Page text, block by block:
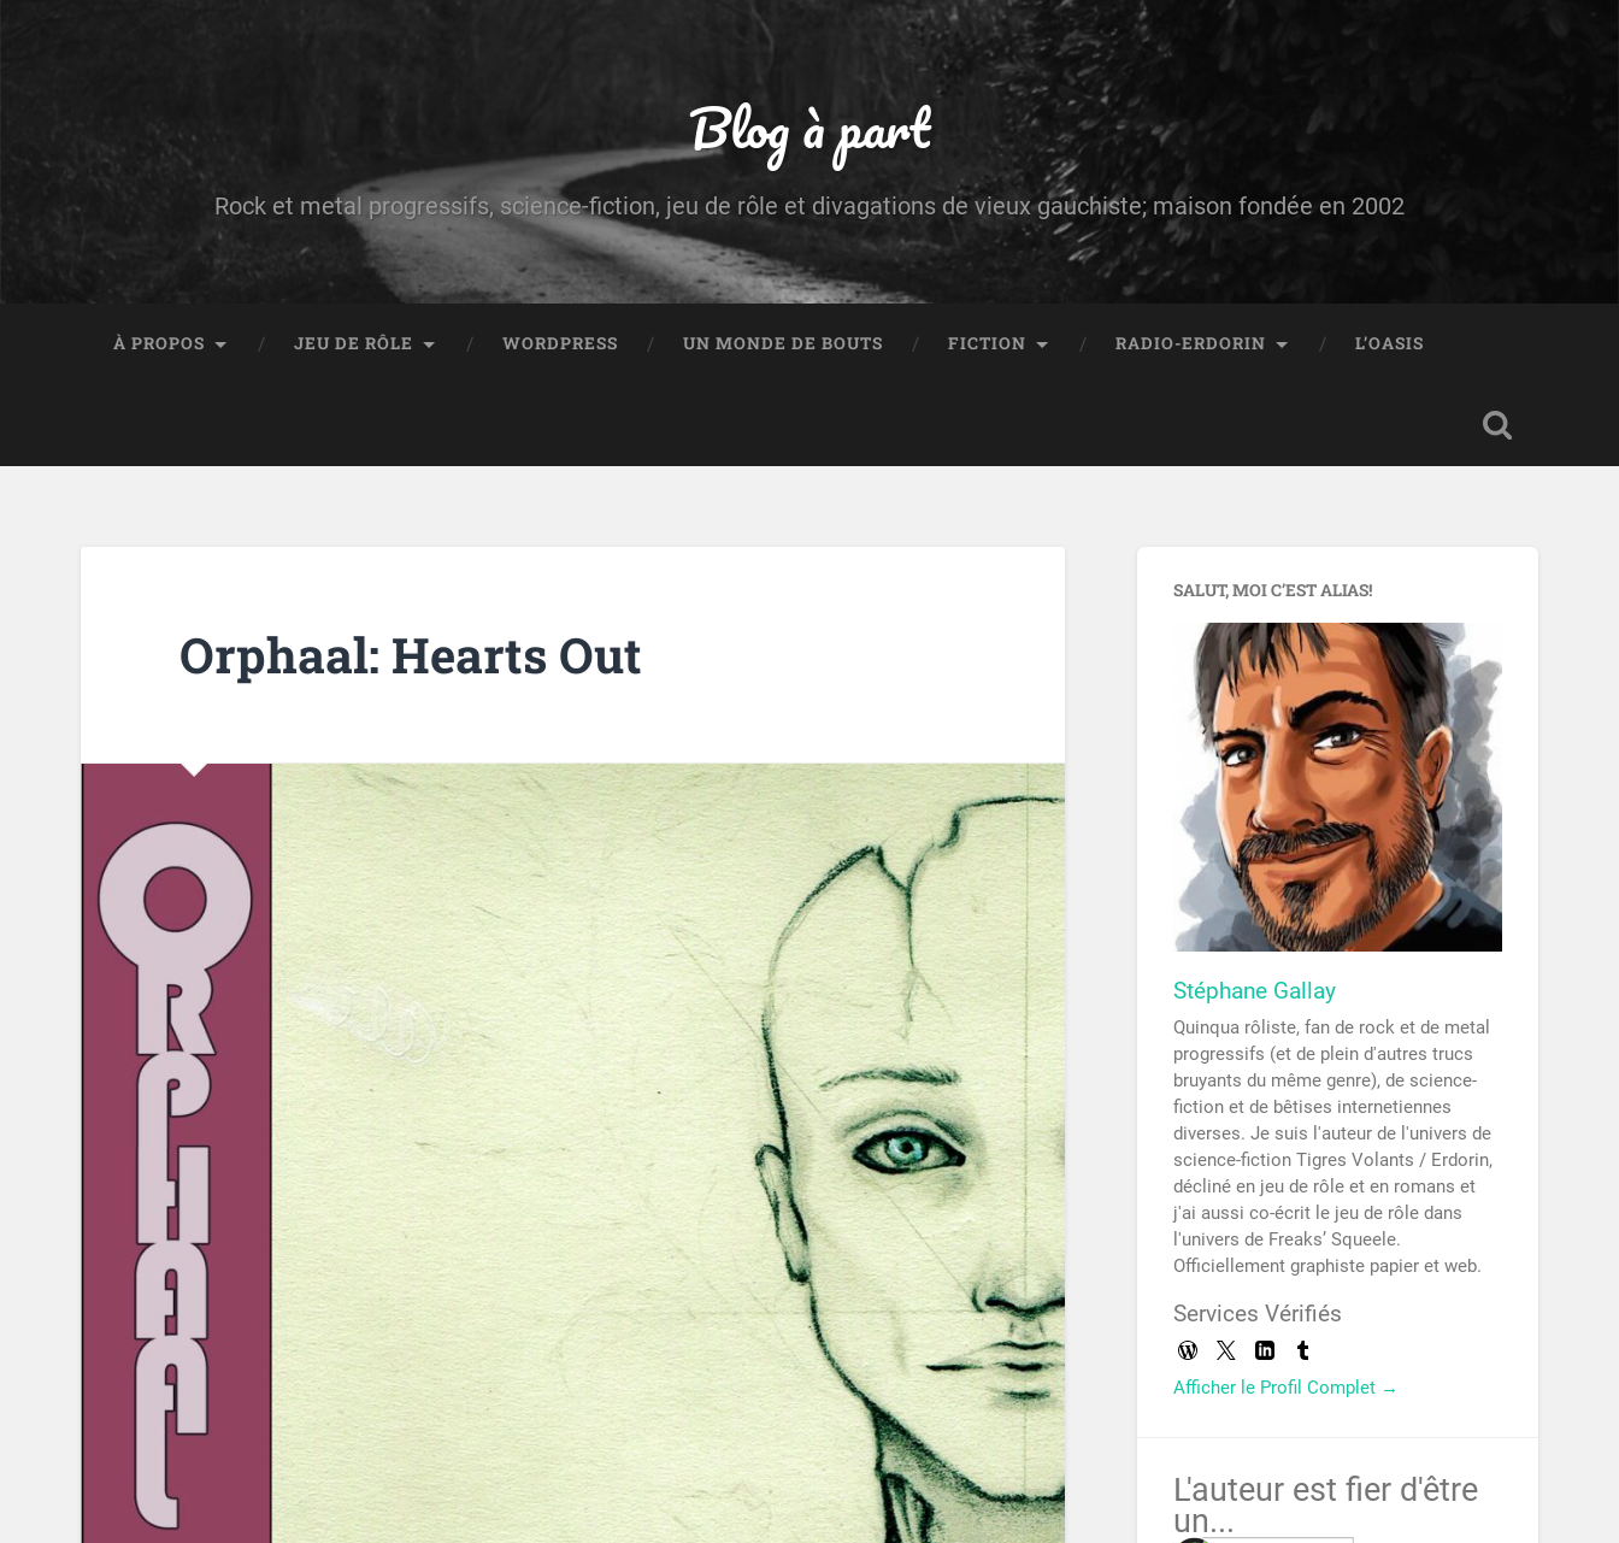
Blog à part
Rock et metal progressifs, science-fiction, jeu de rôle et divagations de vieux gauchiste; maison fondée en 2002
À PROPOS JEU DE RÔLE WORDPRESS UN MONDE DE BOUTS FICTION RADIO-ERDORIN L’OASIS
Orphaal: Hearts Out
SALUT, MOI C’EST ALIAS!
Stéphane Gallay
Quinqua rôliste, fan de rock et de metal
progressifs (et de plein d'autres trucs
bruyants du même genre), de science-
fiction et de bêtises internetiennes
diverses. Je suis l'auteur de l'univers de
science-fiction Tigres Volants / Erdorin,
décliné en jeu de rôle et en romans et
j'ai aussi co-écrit le jeu de rôle dans
l'univers de Freaks’ Squeele.
Officiellement graphiste papier et web.
Services Vérifiés
Afficher le Profil Complet →
L'auteur est fier d'être
un...